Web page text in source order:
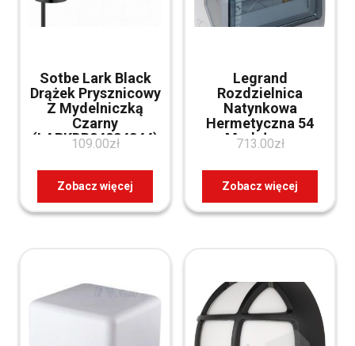
Sotbe Lark Black
Drążek Prysznicowy
Z Mydelniczką
Czarny
(LARKDB24834344)
109.00zł
Zobacz więcej
Legrand
Rozdzielnica
Natynkowa
Hermetyczna 54
Modułowa
(Le601947)
713.00zł
Zobacz więcej